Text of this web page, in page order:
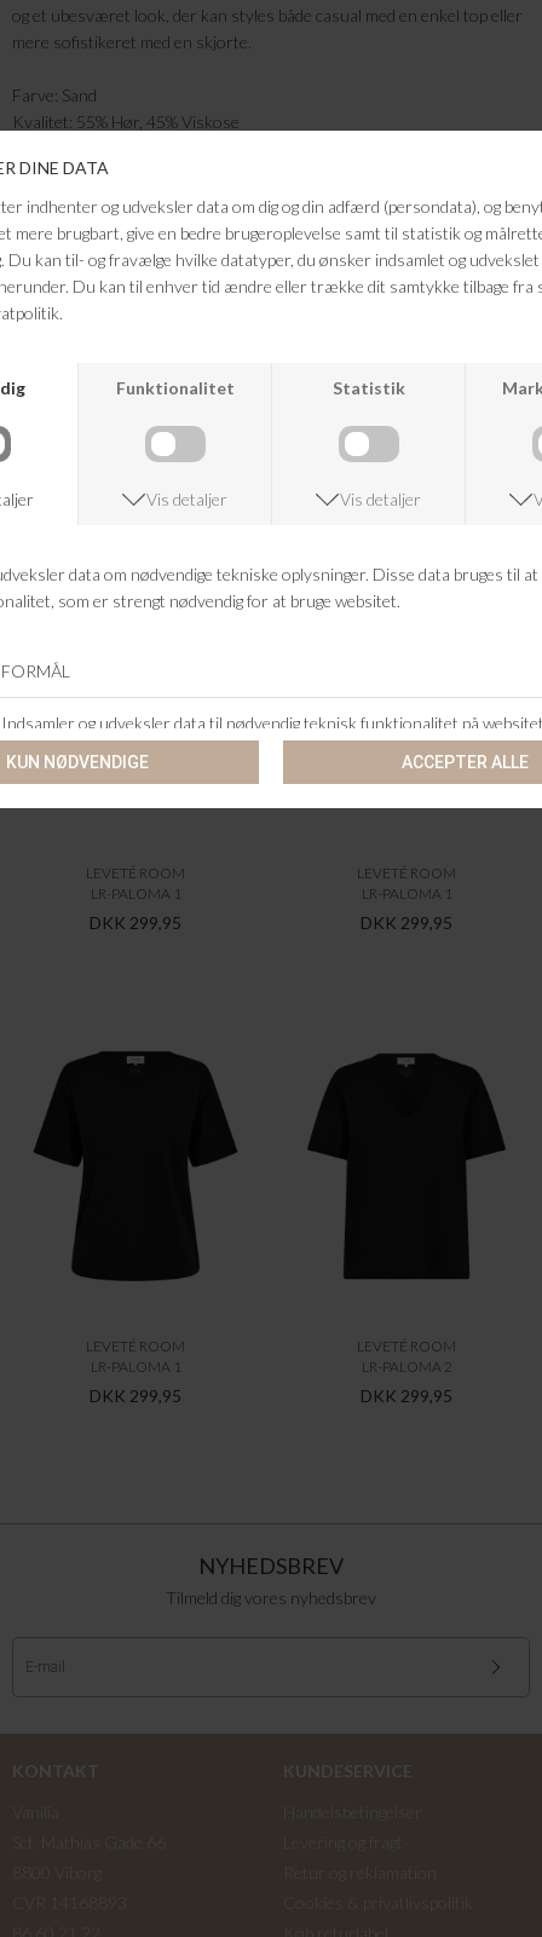
og et ubesværet look, der kan styles både casual med en enkel top eller
mere sofistikeret med en skjorte.
Farve: Sand
Kvalitet: 55% Hør, 45% Viskose
FRAGTFRI LEVERING
14 DAGES RETURRET
KUNDESERVICE
LEVETÉ ROOM
LR-PALOMA 1
DKK 299,95
LEVETÉ ROOM
LR-PALOMA 1
DKK 299,95
LEVETÉ ROOM
LR-PALOMA 1
DKK 299,95
LEVETÉ ROOM
LR-PALOMA 2
DKK 299,95
NYHEDSBREV
Tilmeld dig vores nyhedsbrev
KONTAKT
KUNDESERVICE